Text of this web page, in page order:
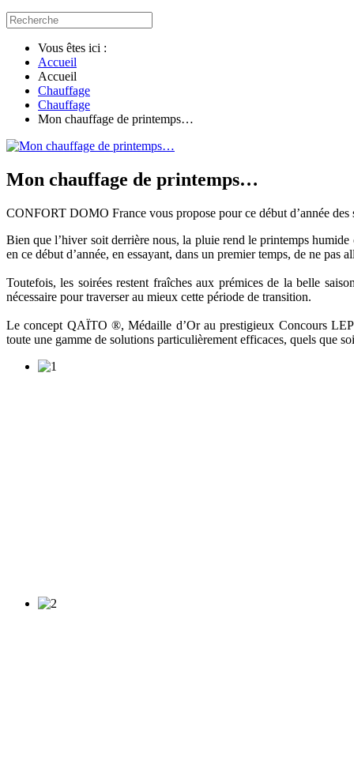
Vous êtes ici :
Accueil
Accueil
Chauffage
Chauffage
Mon chauffage de printemps…
Mon chauffage de printemps…
CONFORT DOMO France vous propose pour ce début d’année
Bien que l’hiver soit derrière nous, la pluie rend le printemps
en ce début d’année, en essayant, dans un premier temps, de ne
Toutefois, les soirées restent fraîches aux prémices de la belle
nécessaire pour traverser au mieux cette période de transition.
Le concept QAÏTO ®, Médaille d’Or au prestigieux Concours
toute une gamme de solutions particulièrement efficaces, quels que